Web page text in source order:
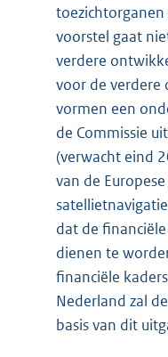
voorstel gaat
verdere
voor de verdere
vormen een
de Commissie
(verwacht eind
van de
dat de
dienen te
financiële
Nederland zal
basis van dit